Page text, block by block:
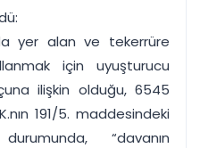
yer alan ve tekerrüre
için uyuşturucu
ilişkin olduğu, 6545
191/5. maddesindeki
“davanın